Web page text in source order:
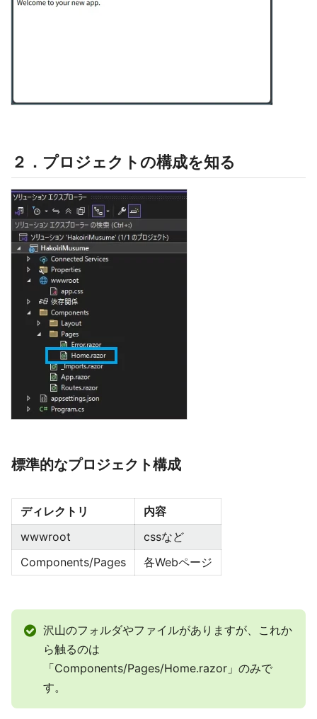
２．プロジェクトの構成を知る
標準的なプロジェクト構成
ディレクトリ
内容
wwwroot
cssなど
Components/Pages
各Webページ
沢山のフォルダやファイルがありますが、これか
ら触るのは
「Components/Pages/Home.razor」のみで
す。